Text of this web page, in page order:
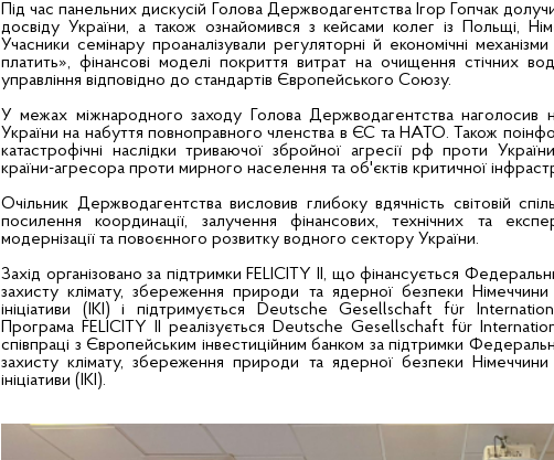
Під час панельних дискусій Голова Держводагентства Ігор Гопчак
досвіду України, а також ознайомився з кейсами колег із Польщі,
Учасники семінару проаналізували регуляторні й економічні
платить», фінансові моделі покриття витрат на очищення стічних
управління відповідно до стандартів Європейського Союзу.
У межах міжнародного заходу Голова Держводагентства наголосив
України на набуття повноправного членства в ЄС та НАТО. Також
катастрофічні наслідки триваючої збройної агресії рф проти
країни-агресора проти мирного населення та об'єктів критичної
Очільник Держводагентства висловив глибоку вдячність світовій
посилення координації, залучення фінансових, технічних та
модернізації та повоєнного розвитку водного сектору України.
Захід організовано за підтримки FELICITY II, що фінансується
захисту клімату, збереження природи та ядерної безпеки
ініціативи (IKI) і підтримується Deutsche Gesellschaft für
Програма FELICITY II реалізується Deutsche Gesellschaft für
співпраці з Європейським інвестиційним банком за підтримки
захисту клімату, збереження природи та ядерної безпеки
ініціативи (IKI).